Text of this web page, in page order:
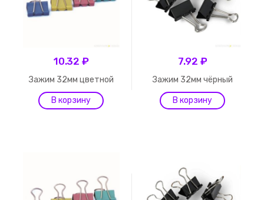
10.32 ₽
Зажим 32мм цветной
7.92 ₽
Зажим 32мм чёрный